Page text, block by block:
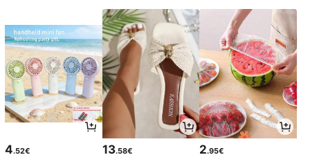
4.52€ 13.58€ 2.95€